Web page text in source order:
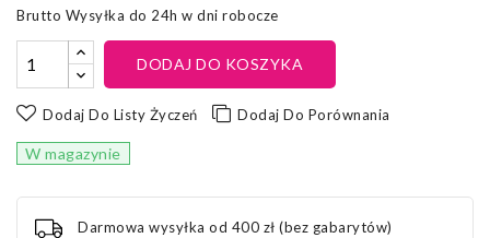
Brutto Wysyłka do 24h w dni robocze
DODAJ DO KOSZYKA
Dodaj Do Listy Życzeń Dodaj Do Porównania
W magazynie
Darmowa wysyłka od 400 zł (bez gabarytów)